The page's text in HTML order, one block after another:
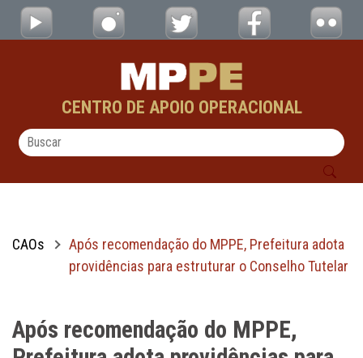
Pular para o Conteúdo principal
Após recomendação do MPPE, Prefeitura
CENTRO DE APOIO OPERACIONAL
CAOs
Após recomendação do MPPE, Prefeitura adota
providências para estruturar o Conselho Tutelar
Após recomendação do MPPE,